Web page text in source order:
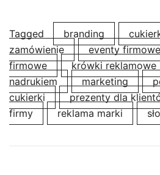
Tagged branding
zamówienie
eventy firmowe
firmowe
krówki reklamowe
nadrukiem
marketing
cukierki
prezenty dla
firmy
reklama marki